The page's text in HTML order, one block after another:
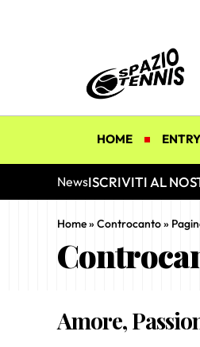
HOME
NewsISCRIVITI AL
Home» Controcanto»
Amore,